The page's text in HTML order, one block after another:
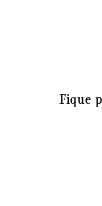
Fique